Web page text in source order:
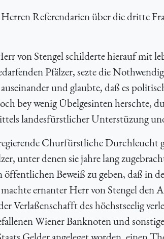
Referendarien über die dritte
von Stengel schilderte hierauf mit
Pfälzer, sezte die
und glaubte, daß es
bey wenig Übelgesinten herschte,
landesfürstlicher Unterstüzung
Churfürstliche Durchleucht
unter denen sie jahre lang
Beweiß zu geben, daß in
ernanter Herr von Stengel den
Verlaßenschafft des höchstseelig
Wiener Banknoten und